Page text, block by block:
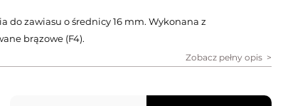
do zawiasu o średnicy 16 mm. Wykonana z
brązowe (F4).
Zobacz pełny opis